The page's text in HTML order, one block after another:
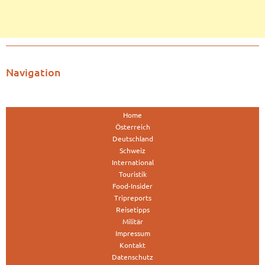
Navigation
Home
Österreich
Deutschland
Schweiz
International
Touristik
Food-Insider
Tripreports
Reisetipps
Militär
Impressum
Kontakt
Datenschutz